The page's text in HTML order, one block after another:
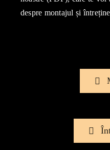
despre montajul și